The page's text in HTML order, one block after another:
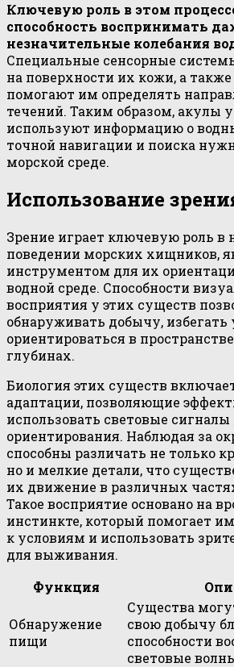
Ключевую роль в этом
способность воспринимать
незначительные колебания
Специальные сенсорные
на поверхности их кожи, а
помогают им определять
течений. Таким образом, акулы
используют информацию о
точной навигации и поиска
морской среде.
Использование
Зрение играет ключевую роль в
поведении морских хищников,
инструментом для их
водной среде. Способности
восприятия у этих существ
обнаруживать добычу, избегать
ориентироваться в
глубинах.
Биология этих существ
адаптации, позволяющие
использовать световые сигналы
ориентирования. Наблюдая за
способны различать не только
но и мелкие детали, что
их движение в различных
Такое восприятие основано на
инстинкте, который помогает
к условиям и использовать
для выживания.
Функция
Обнаружение
пищи
Существа
свою добычу
способности
световые